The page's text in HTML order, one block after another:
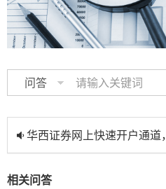
问答
华西证券网上快速开户通道，
相关问答